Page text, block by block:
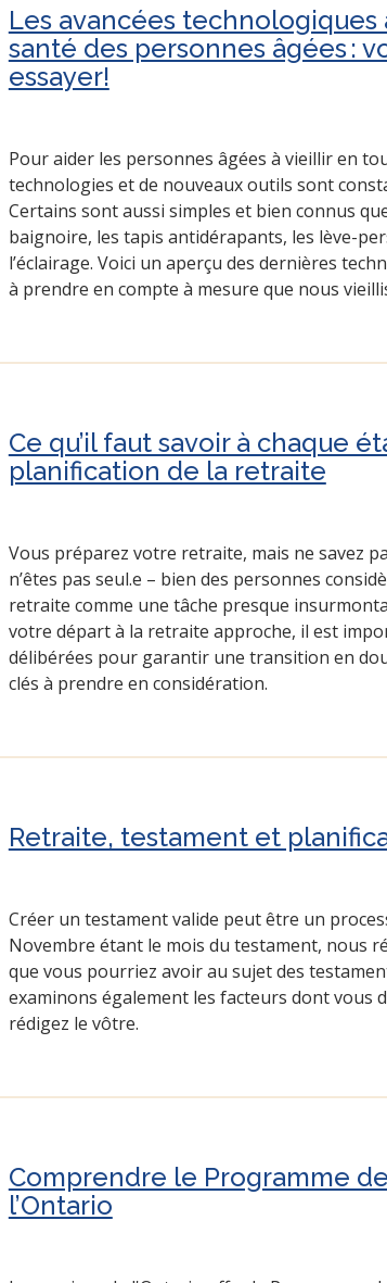
Les avancées technologiques
santé des personnes âgées :
essayer!
Pour aider les personnes âgées à vieillir en
technologies et de nouveaux outils sont
Certains sont aussi simples et bien connus
baignoire, les tapis antidérapants, les lève-
l’éclairage. Voici un aperçu des dernières
à prendre en compte à mesure que nous
Ce qu’il faut savoir à chaque
planification de la retraite
Vous préparez votre retraite, mais ne savez
n’êtes pas seul.e – bien des personnes
retraite comme une tâche presque
votre départ à la retraite approche, il est
délibérées pour garantir une transition en
clés à prendre en considération.
Retraite, testament et
Créer un testament valide peut être un
Novembre étant le mois du testament, nous
que vous pourriez avoir au sujet des
examinons également les facteurs dont vous
rédigez le vôtre.
Comprendre le Programme
l’Ontario